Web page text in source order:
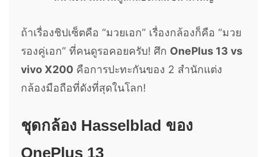
ถ้าเรื่องชิปเซ็ตคือ “มวยเอก” เรื่องกล้องก็คือ “มวย
รองคู่เอก” ที่คนดูรอคอยครับ! ศึก OnePlus 13 vs
vivo X200 คือการปะทะกันของ 2 สำนักแต่ง
กล้องมือถือที่ดังที่สุดในโลก!
ชุดกล้อง Hasselblad ของ
OnePlus 13